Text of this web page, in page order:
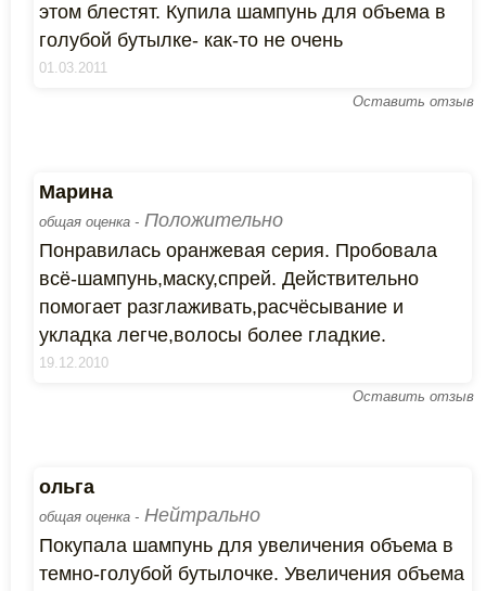
этом блестят. Купила шампунь для объема в
голубой бутылке- как-то не очень
01.03.2011
Оставить отзыв
Марина
общая оценка - Положительно
Понравилась оранжевая серия. Пробовала
всё-шампунь,маску,спрей. Действительно
помогает разглаживать,расчёсывание и
укладка легче,волосы более гладкие.
19.12.2010
Оставить отзыв
ольга
общая оценка - Нейтрально
Покупала шампунь для увеличения объема в
темно-голубой бутылочке. Увеличения объема